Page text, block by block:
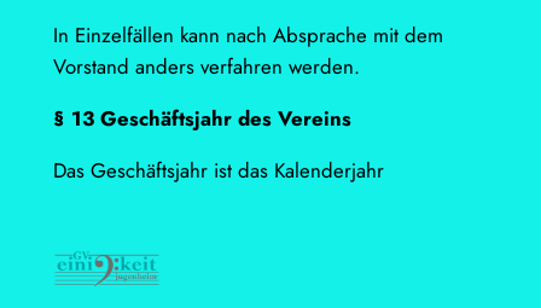
In Einzelfällen kann nach Absprache mit dem
Vorstand anders verfahren werden.
§ 13 Geschäftsjahr des Vereins
Das Geschäftsjahr ist das Kalenderjahr